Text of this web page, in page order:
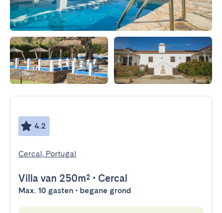
4.2
Cercal, Portugal
Villa van 250m² • Cercal
Max. 10 gasten • begane grond